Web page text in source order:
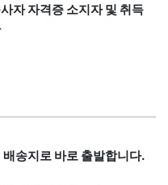
자 자격증 소지자 및 취득
송지로 바로 출발합니다.